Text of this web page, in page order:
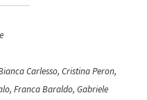
Carlesso, Cristina Peron,
Franca Baraldo, Gabriele